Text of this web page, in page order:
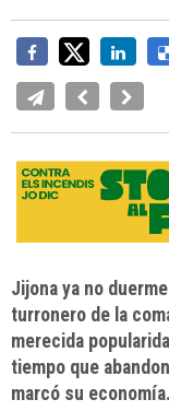
Jijona ya no
turronero de la
merecida
tiempo que
marcó su economía.